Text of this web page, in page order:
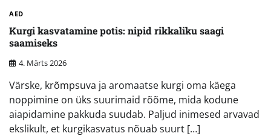
AED
Kurgi kasvatamine potis: nipid rikkaliku saagi
saamiseks
4. Märts 2026
Värske, krõmpsuva ja aromaatse kurgi oma käega
noppimine on üks suurimaid rõõme, mida kodune
aiapidamine pakkuda suudab. Paljud inimesed arvavad
ekslikult, et kurgikasvatus nõuab suurt […]